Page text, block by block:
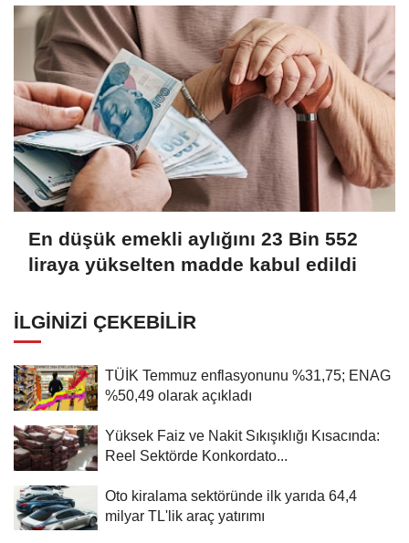
En düşük emekli aylığını 23 Bin 552
liraya yükselten madde kabul edildi
İLGINIZI ÇEKEBILIR
TÜİK Temmuz enflasyonunu %31,75; ENAG
%50,49 olarak açıkladı
Yüksek Faiz ve Nakit Sıkışıklığı Kısacında:
Reel Sektörde Konkordato...
Oto kiralama sektöründe ilk yarıda 64,4
milyar TL'lik araç yatırımı